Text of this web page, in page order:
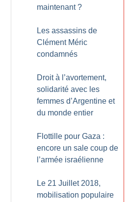
maintenant ?
Les assassins de
Clément Méric
condamnés
Droit à l’avortement,
solidarité avec les
femmes d’Argentine et
du monde entier
Flottille pour Gaza :
encore un sale coup de
l’armée israélienne
Le 21 Juillet 2018,
mobilisation populaire